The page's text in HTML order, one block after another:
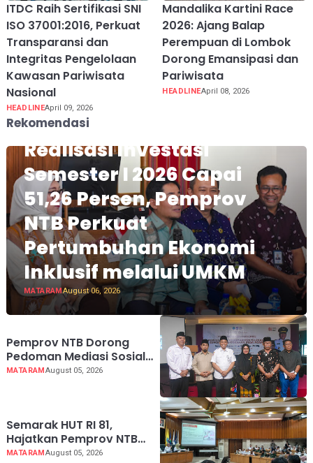
ITDC Raih Sertifikasi SNI
ISO 37001:2016, Perkuat
Transparansi dan
Integritas Pengelolaan
Kawasan Pariwisata
Nasional
HEADLINEApril 09, 2026
Mandalika Kartini Race
2026: Ajang Balap
Perempuan di Lombok
Dorong Emansipasi dan
Pariwisata
HEADLINEApril 08, 2026
Rekomendasi
Realisasi Investasi
Semester I 2026 Capai
51,26 Persen, Pemprov
NTB Perkuat
Pertumbuhan Ekonomi
Inklusif melalui UMKM
MATARAMAugust 06, 2026
Pemprov NTB Dorong
Pedoman Mediasi Sosial
untuk Mencegah Konflik
MATARAMAugust 05, 2026
Semarak HUT RI 81,
Hajatkan Pemprov NTB
Lebih Dekat dengan
MATARAMAugust 05, 2026